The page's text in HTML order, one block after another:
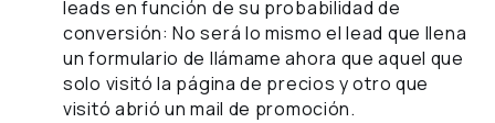
leads en función de su probabilidad de
conversión: No será lo mismo el lead que llena
un formulario de llámame ahora que aquel que
solo visitó la página de precios y otro que
visitó abrió un mail de promoción.